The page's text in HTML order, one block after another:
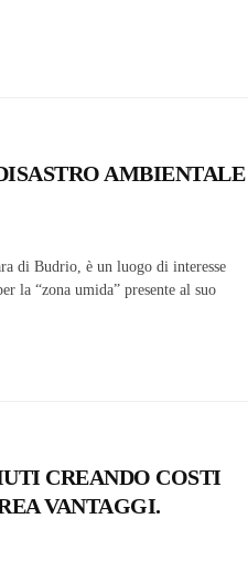
AMBIENTALE
di Budrio, è un luogo di interesse
la “zona umida” presente al suo
CREANDO COSTI
VANTAGGI.